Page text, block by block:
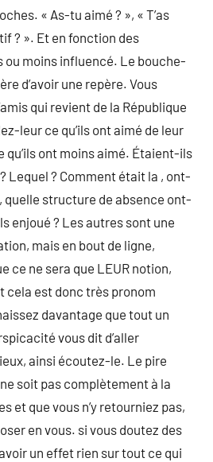
« As-tu aimé ? », « T’as
? ». Et en fonction des
ou moins influencé. Le bouche-
d’avoir une repère. Vous
qui revient de la République
leur ce qu’ils ont aimé de leur
qu’ils ont moins aimé. Étaient-ils
Lequel ? Comment était la , ont-
quelle structure de absence ont-
enjoué ? Les autres sont une
mais en bout de ligne,
ce ne sera que LEUR notion,
cela est donc très pronom
davantage que tout un
vous dit d’aller
ainsi écoutez-le. Le pire
soit pas complètement à la
et que vous n’y retourniez pas,
en vous. si vous doutez des
un effet rien sur tout ce qui